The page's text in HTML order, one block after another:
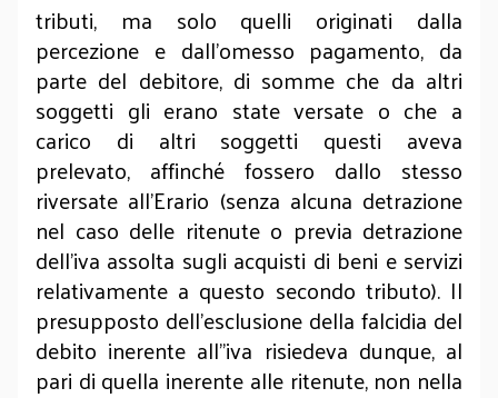
tributi, ma solo quelli originati dalla
percezione e dall’omesso pagamento, da
parte del debitore, di somme che da altri
soggetti gli erano state versate o che a
carico di altri soggetti questi aveva
prelevato, affinché fossero dallo stesso
riversate all’Erario (senza alcuna detrazione
nel caso delle ritenute o previa detrazione
dell’iva assolta sugli acquisti di beni e servizi
relativamente a questo secondo tributo). Il
presupposto dell’esclusione della falcidia del
debito inerente all’’iva risiedeva dunque, al
pari di quella inerente alle ritenute, non nella